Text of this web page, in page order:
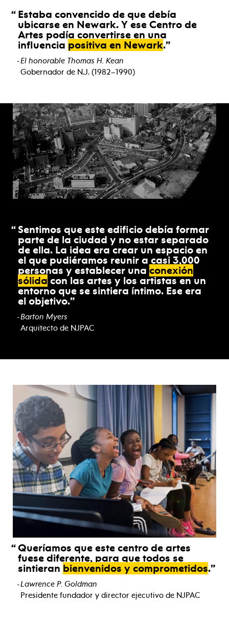
Estaba convencido de que debía
ubicarse en Newark. Y ese Centro de
Artes podía convertirse en una
influencia positiva en Newark.
El honorable Thomas H. Kean
Gobernador de N.J. (1982–1990)
Sentimos que este edificio debía formar
parte de la ciudad y no estar separado
de ella. La idea era crear un espacio en
el que pudiéramos reunir a casi 3,000
personas y establecer una conexión
sólida con las artes y los artistas en un
entorno que se sintiera íntimo. Ese era
el objetivo.
Barton Myers
Arquitecto de NJPAC
Queríamos que este centro de artes
fuese diferente, para que todos se
sintieran bienvenidos y comprometidos.
Lawrence P. Goldman
Presidente fundador y director ejecutivo de NJPAC